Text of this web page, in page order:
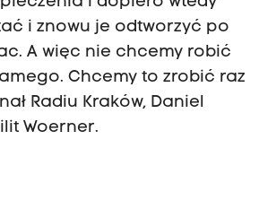
i znowu je odtworzyć po
A więc nie chcemy robić
Chcemy to zrobić raz
Radiu Kraków, Daniel
Woerner.